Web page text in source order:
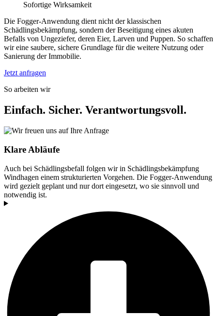
Sofortige Wirksamkeit
Die Fogger-Anwendung dient nicht der klassischen
Schädlingsbekämpfung, sondern der Beseitigung eines akuten
Befalls von Ungeziefer, deren Eier, Larven und Puppen. So schaffen
wir eine saubere, sichere Grundlage für die weitere Nutzung oder
Sanierung der Immobilie.
Jetzt anfragen
So arbeiten wir
Einfach. Sicher. Verantwortungsvoll.
Klare Abläufe
Auch bei Schädlingsbefall folgen wir in Schädlingsbekämpfung
Windhagen einem strukturierten Vorgehen. Die Fogger-Anwendung
wird gezielt geplant und nur dort eingesetzt, wo sie sinnvoll und
notwendig ist.